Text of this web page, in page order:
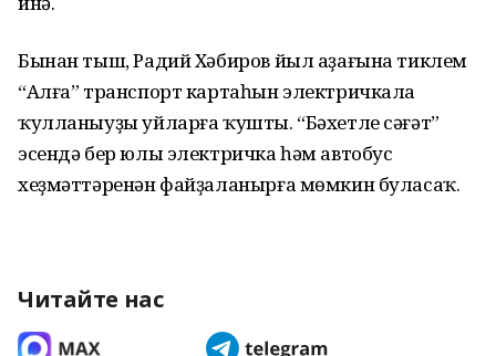
Бынан тыш, Радий Хәбиров йыл аҙағына тиклем
“Алға” транспорт картаһын электричкала
ҡулланыуҙы уйларға ҡушты. “Бәхетле сәғәт”
эсендә бер юлы электричка һәм автобус
хеҙмәттәренән файҙаланырға мөмкин буласаҡ.
Читайте нас